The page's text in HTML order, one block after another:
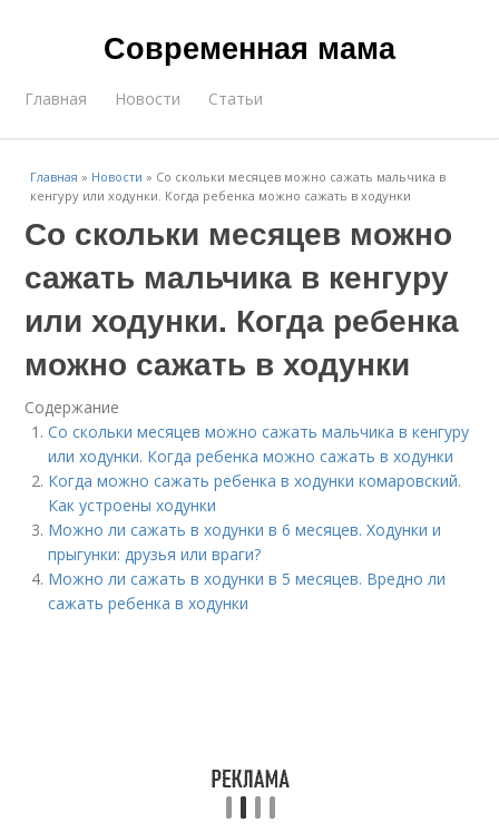
Современная мама
Главная Новости Статьи
Главная » Новости » Со скольки месяцев можно сажать мальчика в
кенгуру или ходунки. Когда ребенка можно сажать в ходунки
Со скольки месяцев можно
сажать мальчика в кенгуру
или ходунки. Когда ребенка
можно сажать в ходунки
Содержание
Со скольки месяцев можно сажать мальчика в кенгуру
или ходунки. Когда ребенка можно сажать в ходунки
Когда можно сажать ребенка в ходунки комаровский.
Как устроены ходунки
Можно ли сажать в ходунки в 6 месяцев. Ходунки и
прыгунки: друзья или враги?
Можно ли сажать в ходунки в 5 месяцев. Вредно ли
сажать ребенка в ходунки